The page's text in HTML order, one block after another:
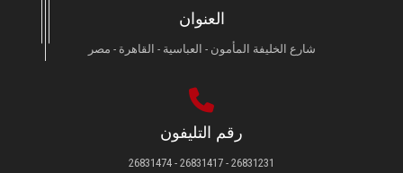
العنوان
شارع الخليفة المأمون - العباسية - القاهرة - مصر
رقم التليفون
26831231 - 26831417 - 26831474